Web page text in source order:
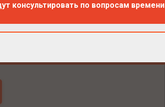
консультировать по вопросам